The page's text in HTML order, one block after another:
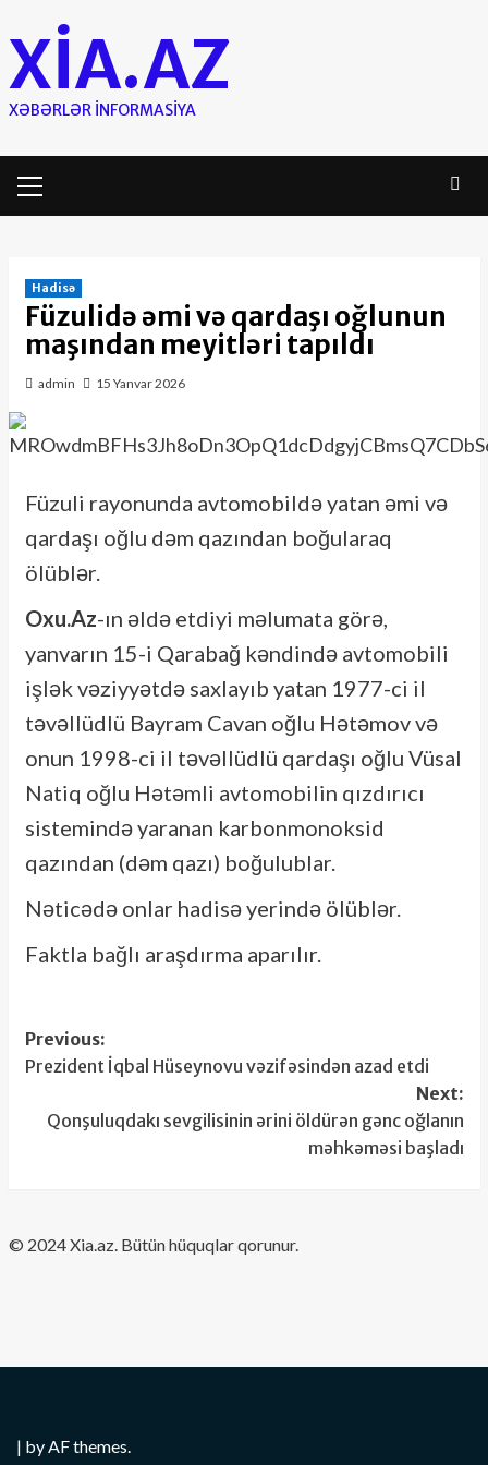
to
content
XIA.AZ
XƏBƏRLƏR INFORMASIYA
Menu
Hadisə
Füzulidə əmi və qardaşı oğlunun
maşından meyitləri tapıldı
admin 15 Yanvar 2026
Füzuli rayonunda avtomobildə yatan əmi və
qardaşı oğlu dəm qazından boğularaq
ölüblər.
Oxu.Az-ın əldə etdiyi məlumata görə,
yanvarın 15-i Qarabağ kəndində avtomobili
işlək vəziyyətdə saxlayıb yatan 1977-ci il
təvəllüdlü Bayram Cavan oğlu Hətəmov və
onun 1998-ci il təvəllüdlü qardaşı oğlu Vüsal
Natiq oğlu Hətəmli avtomobilin qızdırıcı
sistemində yaranan karbonmonoksid
qazından (dəm qazı) boğulublar.
Nəticədə onlar hadisə yerində ölüblər.
Faktla bağlı araşdırma aparılır.
Post
navigation
Previous:
Prezident İqbal Hüseynovu vəzifəsindən azad etdi
Next:
Qonşuluqdakı sevgilisinin ərini öldürən gənc oğlanın
məhkəməsi başladı
​© 2024 Xia.az. Bütün hüquqlar qorunur.
| by AF themes.